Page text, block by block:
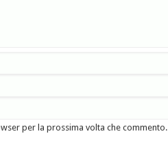
per la prossima volta che commento.